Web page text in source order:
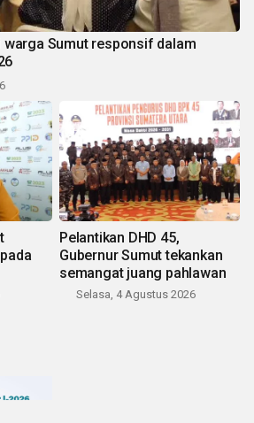
warga Sumut responsif dalam
Pelantikan DHD 45,
Gubernur Sumut tekankan
semangat juang pahlawan
Selasa, 4 Agustus 2026